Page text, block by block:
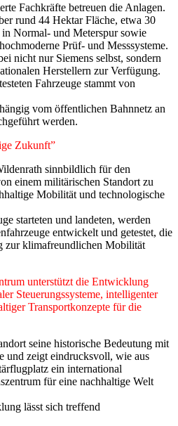
Fachkräfte betreuen die Anlagen.
rund 44 Hektar Fläche, etwa 30
Normal- und Meterspur sowie
Prüf- und Messsysteme.
nicht nur Siemens selbst, sondern
Herstellern zur Verfügung.
Fahrzeuge stammt von
vom öffentlichen Bahnnetz an
werden.
Zukunft”
sinnbildlich für den
einem militärischen Standort zu
Mobilität und technologische
starteten und landeten, werden
entwickelt und getestet, die
zur klimafreundlichen Mobilität
unterstützt die Entwicklung
Steuerungssysteme, intelligenter
Transportkonzepte für die
seine historische Bedeutung mit
und zeigt eindrucksvoll, wie aus
ein international
für eine nachhaltige Welt
lässt sich treffend